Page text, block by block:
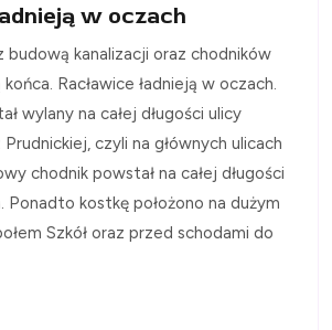
w oczach
budową kanalizacji oraz chodników
Racławice ładnieją w oczach.
wylany na całej długości ulicy
czyli na głównych ulicach
chodnik powstał na całej długości
Ponadto kostkę położono na dużym
Szkół oraz przed schodami do